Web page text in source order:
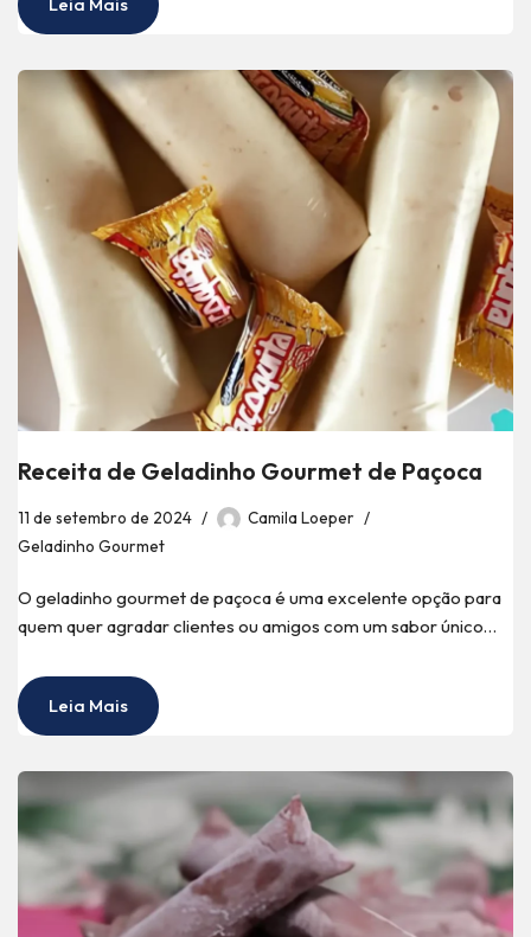
Receita de Geladinho Gourmet de Paçoca
11 de setembro de 2024
Camila Loeper
Geladinho Gourmet
O geladinho gourmet de paçoca é uma excelente opção para
quem quer agradar clientes ou amigos com um sabor único…
Leia Mais